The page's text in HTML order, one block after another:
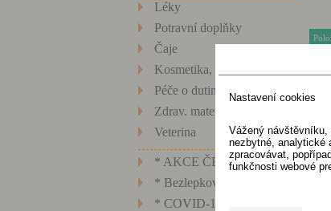
Léky
Potravní doplňky
Čaje
Kosmetika, Hygiena
Péče o dutinu ústní
Zdrav. materiál, technika
Veterina
* AKCE ČERVEN
* Bezlepkové potraviny
* COVID-19 *
Nastavení cookies
Vážený
nezbytné, analytické
zpracovávat,
funkčnosti webové